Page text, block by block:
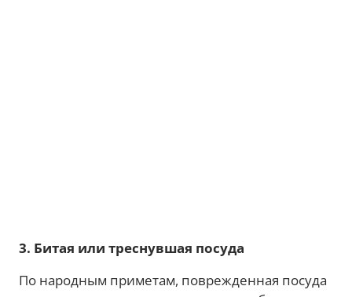
3. Битая или треснувшая посуда
По народным приметам, поврежденная посуда